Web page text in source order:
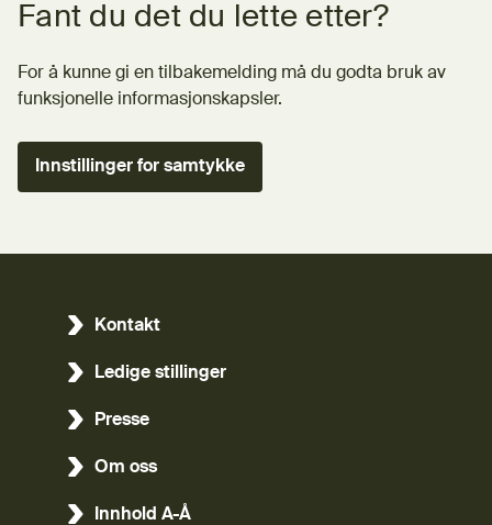
Fant du det du lette etter?
For å kunne gi en tilbakemelding må du godta bruk av
funksjonelle informasjonskapsler.
Innstillinger for samtykke
Kontakt
Ledige stillinger
Presse
Om oss
Innhold A-Å